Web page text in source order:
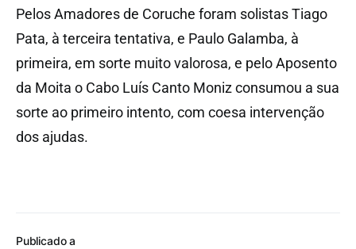
Publicado a
Pelos Amadores de Coruche foram solistas Tiago
Pata, à terceira tentativa, e Paulo Galamba, à
primeira, em sorte muito valorosa, e pelo Aposento
da Moita o Cabo Luís Canto Moniz consumou a sua
sorte ao primeiro intento, com coesa intervenção
dos ajudas.